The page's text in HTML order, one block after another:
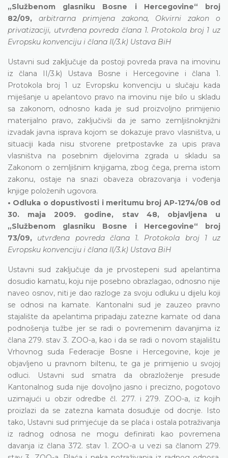
„Službenom glasniku Bosne i Hercegovine“ broj
82/09, arbitrarna primjena zakona, Okvirni zakon o
privatizaciji, utvrđena povreda člana 1. Protokola broj 1 uz
Evropsku konvenciju i člana II/3.k) Ustava BiH
Ustavni sud zaključuje da postoji povreda prava na imovinu
iz člana II/3.k) Ustava Bosne i Hercegovine i člana 1.
Protokola broj 1 uz Evropsku konvenciju u slučaju kada
miješanje u apelantovo pravo na imovinu nije bilo u skladu
sa zakonom, odnosno kada je sud proizvoljno primijenio
materijalno pravo, zaključivši da je samo zemljišnoknjižni
izvadak javna isprava kojom se dokazuje pravo vlasništva, u
situaciji kada nisu stvorene pretpostavke za upis prava
vlasništva na posebnim dijelovima zgrada u skladu sa
Zakonom o zemljišnim knjigama, zbog čega, prema istom
zakonu, ostaje na snazi obaveza obrazovanja i vođenja
knjige položenih ugovora.
• Odluka o dopustivosti i meritumu broj AP-1274/08 od
30. maja 2009. godine, stav 48, objavljena u
„Službenom glasniku Bosne i Hercegovine“ broj
73/09, utvrđena povreda člana 1. Protokola broj 1 uz
Evropsku konvenciju i člana II/3.k) Ustava BiH
Ustavni sud zaključuje da je prvostepeni sud apelantima
dosudio kamatu, koju nije posebno obrazlagao, odnosno nije
naveo osnov, niti je dao razloge za svoju odluku u dijelu koji
se odnosi na kamate. Kantonalni sud je zauzeo pravno
stajalište da apelantima pripadaju zatezne kamate od dana
podnošenja tužbe jer se radi o povremenim davanjima iz
člana 279. stav 3. ZOO-a, kao i da se radi o novom stajalištu
Vrhovnog suda Federacije Bosne i Hercegovine, koje je
objavljeno u pravnom biltenu, te ga je primijenio u svojoj
odluci. Ustavni sud smatra da obrazloženje presude
Kantonalnog suda nije dovoljno jasno i precizno, pogotovo
uzimajući u obzir odredbe čl. 277. i 279. ZOO-a, iz kojih
proizlazi da se zatezna kamata dosuđuje od docnje. Isto
tako, Ustavni sud primjećuje da se plaća i ostala potraživanja
iz radnog odnosa ne mogu definirati kao povremena
davanja iz člana 372. stav 1. ZOO-a u vezi sa članom 279.